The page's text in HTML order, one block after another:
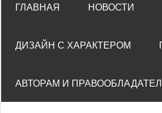
ГЛАВНАЯ НОВОСТИ
ДИЗАЙН С ХАРАКТЕРОМ
АВТОРАМ И